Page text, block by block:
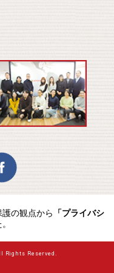
の観点から 「プライバシ
Rights Reserved.